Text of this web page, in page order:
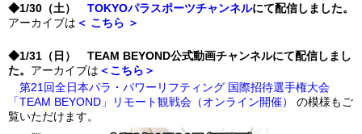
◆1/30（土） TOKYOパラスポーツチャンネルにて配信しました。
アーカイブは ＜ こちら ＞
◆1/31（日） TEAM BEYOND公式動画チャンネルにて配信しまし
た。 アーカイブは ＜こちら＞
第21回全日本パラ・パワーリフティング 国際招待選手権大会
「TEAM BEYOND」リモート観戦会（オンライン開催）
の模様もご
覧いただけます。